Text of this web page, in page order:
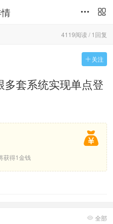


4119阅读 / 1回复
 关注
套系统实现单点登

获得1金钱
 全部